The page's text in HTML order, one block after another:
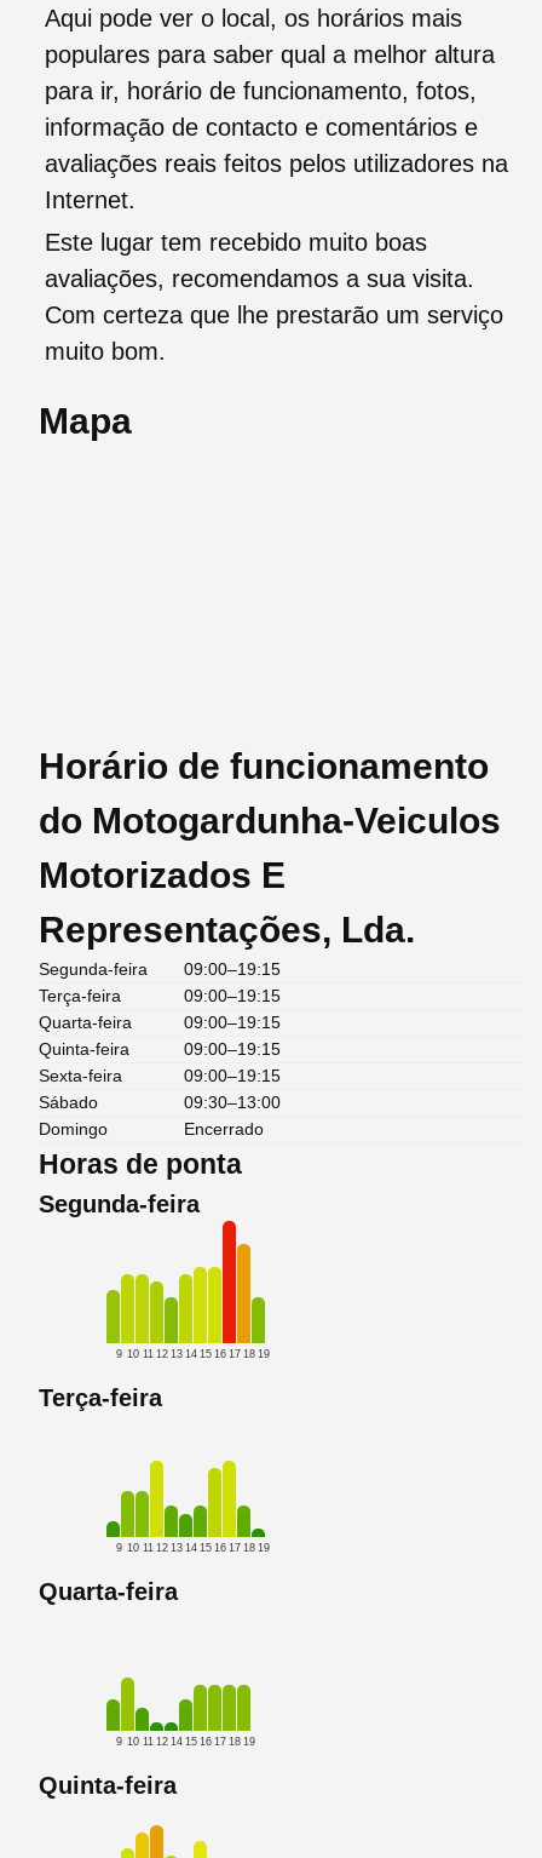
Aqui pode ver o local, os horários mais
populares para saber qual a melhor altura
para ir, horário de funcionamento, fotos,
informação de contacto e comentários e
avaliações reais feitos pelos utilizadores na
Internet.
Este lugar tem recebido muito boas
avaliações, recomendamos a sua visita.
Com certeza que lhe prestarão um serviço
muito bom.
Mapa
Horário de funcionamento
do Motogardunha-Veiculos
Motorizados E
Representações, Lda.
Segunda-feira
09:00–19:15
Terça-feira
09:00–19:15
Quarta-feira
09:00–19:15
Quinta-feira
09:00–19:15
Sexta-feira
09:00–19:15
Sábado
09:30–13:00
Domingo
Encerrado
Horas de ponta
Segunda-feira
9 10 11 12 13 14 15 16 17 18 19
Terça-feira
9 10 11 12 13 14 15 16 17 18 19
Quarta-feira
9 10 11 12 14 15 16 17 18 19
Quinta-feira